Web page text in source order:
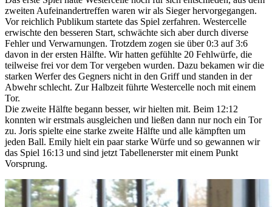
zweiten Aufeinandertreffen waren wir als Sieger hervorgegangen.
Vor reichlich Publikum startete das Spiel zerfahren. Westercelle
erwischte den besseren Start, schwächte sich aber durch diverse
Fehler und Verwarnungen. Trotzdem zogen sie über 0:3 auf 3:6
davon in der ersten Hälfte. Wir hatten gefühlte 20 Fehlwürfe, die
teilweise frei vor dem Tor vergeben wurden. Dazu bekamen wir die
starken Werfer des Gegners nicht in den Griff und standen in der
Abwehr schlecht. Zur Halbzeit führte Westercelle noch mit einem
Tor.
Die zweite Hälfte begann besser, wir hielten mit. Beim 12:12
konnten wir erstmals ausgleichen und ließen dann nur noch ein Tor
zu. Joris spielte eine starke zweite Hälfte und alle kämpften um
jeden Ball. Emily hielt ein paar starke Würfe und so gewannen wir
das Spiel 16:13 und sind jetzt Tabellenerster mit einem Punkt
Vorsprung.